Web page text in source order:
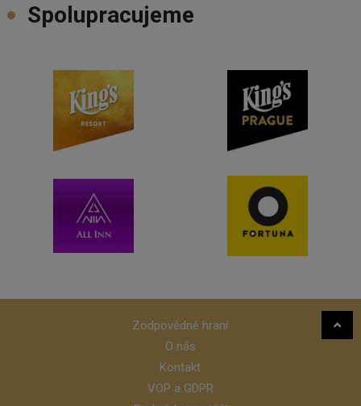
Spolupracujeme
Zodpovědné hraní
O nás
Kontakt
VOP a GDPR